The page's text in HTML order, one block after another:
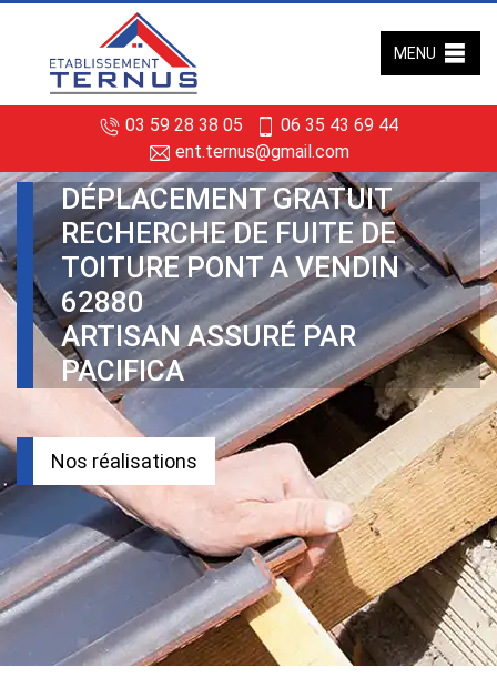
03 59 28 38 05
06 35 43 69 44
ent.ternus@gmail.com
MENU
DÉPLACEMENT GRATUIT
RECHERCHE DE FUITE DE
TOITURE PONT A VENDIN
62880
ARTISAN ASSURÉ PAR
PACIFICA
Nos réalisations